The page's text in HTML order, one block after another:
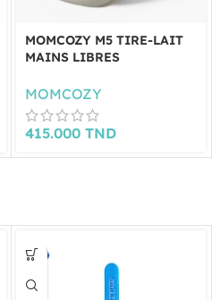
MOMCOZY M5 TIRE-LAIT
MAINS LIBRES
MOMCOZY
415.000 TND